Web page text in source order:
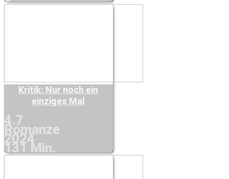
Kritik: Nur noch ein
einziges Mal
4.7
Romanze
2024
131 Min.